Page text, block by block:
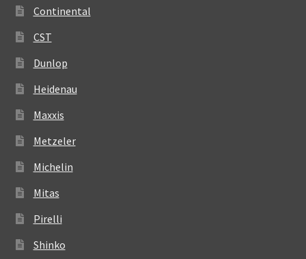
Continental
CST
Dunlop
Heidenau
Maxxis
Metzeler
Michelin
Mitas
Pirelli
Shinko